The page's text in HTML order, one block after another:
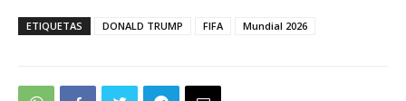
ETIQUETAS DONALD TRUMP FIFA Mundial 2026